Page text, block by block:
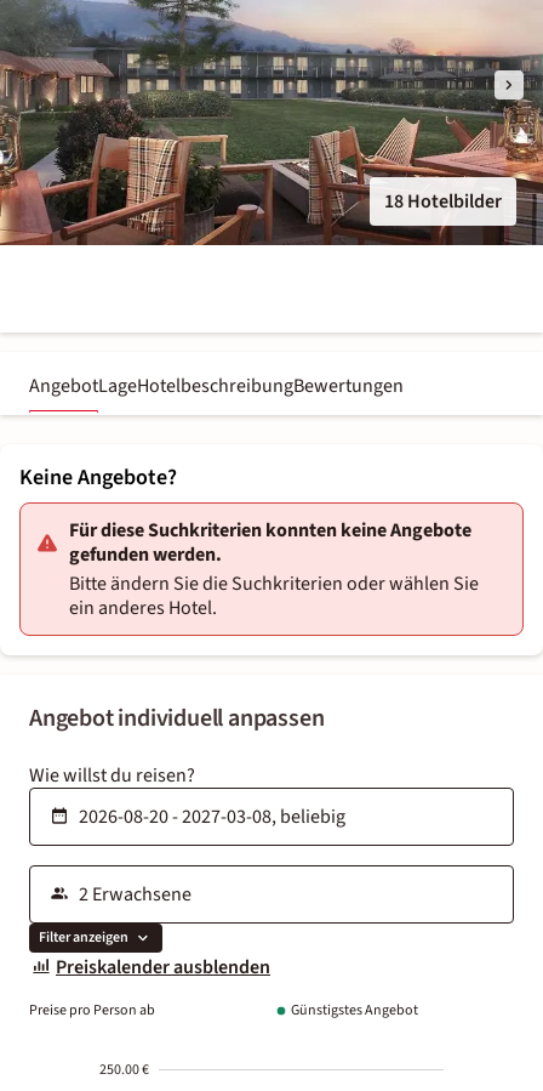
18 Hotelbilder
AngebotLageHotelbeschreibungBewertungen
Angebot individuell anpassen
Wie willst du reisen?
Filter anzeigen
Preiskalender ausblenden
Preise pro Person ab Günstigstes Angebot
250.00 €
Keine Angebote?
Für diese Suchkriterien konnten keine Angebote
gefunden werden.
Bitte ändern Sie die Suchkriterien oder wählen Sie
ein anderes Hotel.